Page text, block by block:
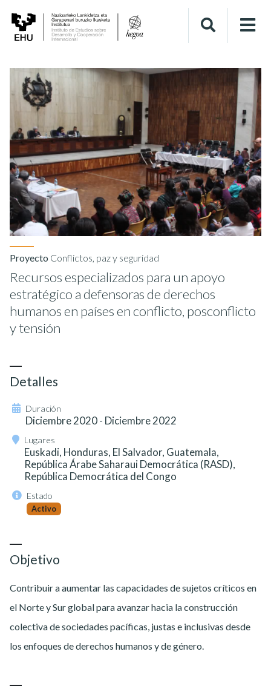
Proyecto Conflictos, paz y seguridad
Recursos especializados para un apoyo
estratégico a defensoras de derechos
humanos en países en conflicto, posconflicto
y tensión
Objetivo
Contribuir a aumentar las capacidades de sujetos críticos en
el Norte y Sur global para avanzar hacia la construcción
colectiva de sociedades pacíficas, justas e inclusivas desde
los enfoques de derechos humanos y de género.
Detalles
Duración
Diciembre 2020 - Diciembre 2022
Lugares
Euskadi, Honduras, El Salvador, Guatemala,
República Árabe Saharaui Democrática (RASD),
República Democrática del Congo
Estado
Activo